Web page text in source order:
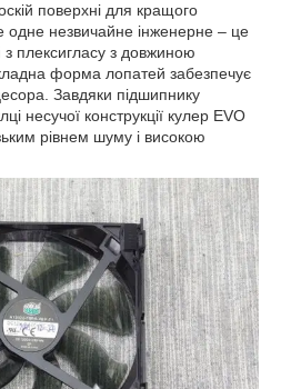
поверхні для кращого
одне незвичайне інженерне – це
плексигласу з довжиною
форма лопатей забезпечує
Завдяки підшипнику
несучої конструкції кулер EVO
рівнем шуму і високою